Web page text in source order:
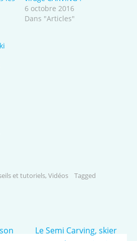
6 octobre 2016
Dans "Articles"
et tutoriels, Vidéos
Tagged
Le Semi Carving, skier